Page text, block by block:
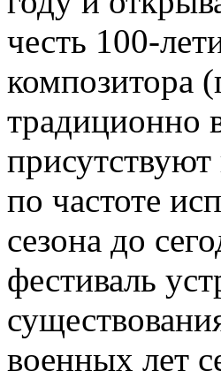
честь 100-
композитора
традиционно
по частоте
сезона до
фестиваль
военных лет